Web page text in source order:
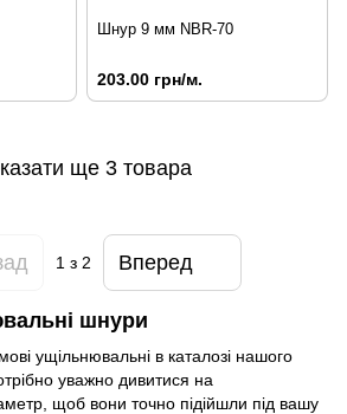
Шнур 9 мм NBR-70
203.00 грн/м.
ще 3 товара
1з 2 Вперед
шнури
ущільнювальні в каталозі нашого
уважно дивитися на
щоб вони точно підійшли під вашу